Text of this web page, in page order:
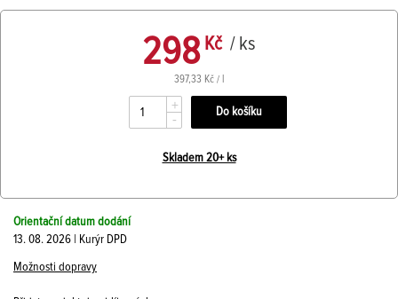
298 Kč / ks
397,33 Kč / l
+
-
Skladem 20+ ks
Orientační datum dodání
13. 08. 2026 | Kurýr DPD
Možnosti dopravy